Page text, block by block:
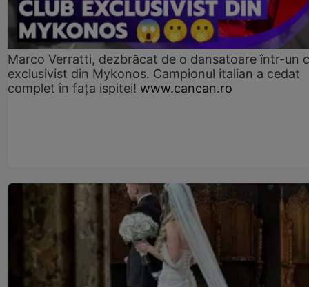
Marco Verratti, dezbrăcat de o dansatoare într-un
exclusivist din Mykonos. Campionul italian a cedat
complet în fața ispitei! www.cancan.ro